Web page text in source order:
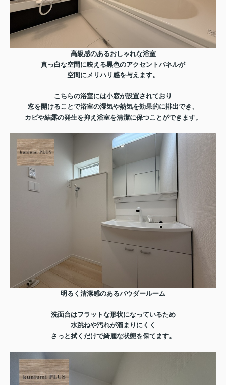
高級感のあるおしゃれな浴室
真っ白な空間に映える黒色のアクセントパネルが
空間にメリハリ感を与えます。
こちらの浴室には小窓が設置されており
窓を開けることで浴室の湿気や熱気を効果的に排出でき、
カビや結露の発生を抑え浴室を清潔に保つことができます。
明るく清潔感のあるパウダールーム
洗面台はフラットな形状になっているため
水跳ねや汚れが溜まりにくく
さっと拭くだけで綺麗な状態を保てます。